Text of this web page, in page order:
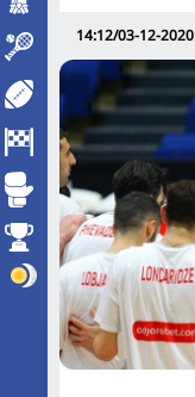
14:12/03-12-2020